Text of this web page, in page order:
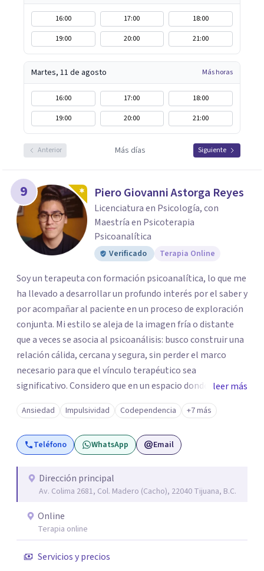
16:00 17:00
18:00
19:00
20:00 21:00
Martes, 11 de agosto Más horas
16:00 17:00
18:00
19:00
20:00 21:00
Anterior Más días Siguiente
9 Piero Giovanni Astorga Reyes
Licenciatura en Psicología, con
Maestría en Psicoterapia
Psicoanalítica
Verificado Terapia Online
Soy un terapeuta con formación psicoanalítica, lo que me
ha llevado a desarrollar un profundo interés por el saber y
por acompañar al paciente en un proceso de exploración
conjunta. Mi estilo se aleja de la imagen fría o distante
que a veces se asocia al psicoanálisis: busco construir una
relación cálida, cercana y segura, sin perder el marco
necesario para que el vínculo terapéutico sea
significativo. Considero que en un espacio donde uno
puede sentirse acompañado y escuchado, es posible
mirar con honestidad cómo nos vinculamos afuera, qué se
repite, qué duele, y qué puede transformarse. En mi
consultorio hay lugar para todo: risas, tristezas, enojos y
escuchada. Si pudiste conectar con algo de esto,
mándame un mensaje y comencemos juntos a trabajar en
leer más
Ansiedad Impulsividad Codependencia +7 más
Teléfono WhatsApp Email
Dirección principal
Av. Colima 2681, Col. Madero (Cacho), 22040 Tijuana, B.C.
Online
Terapia online
Servicios y precios